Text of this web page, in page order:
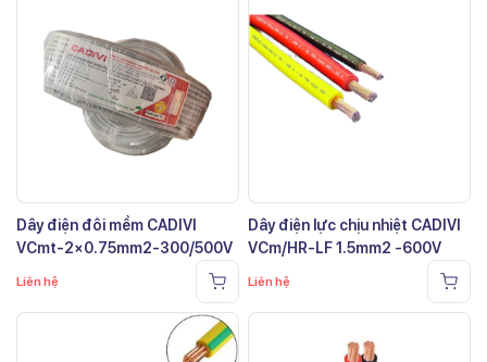
Dây điện đôi mềm CADIVI
VCmt-2×0.75mm2-300/500V
Liên hệ
Dây điện lực chịu nhiệt CADIVI
VCm/HR-LF 1.5mm2 -600V
Liên hệ